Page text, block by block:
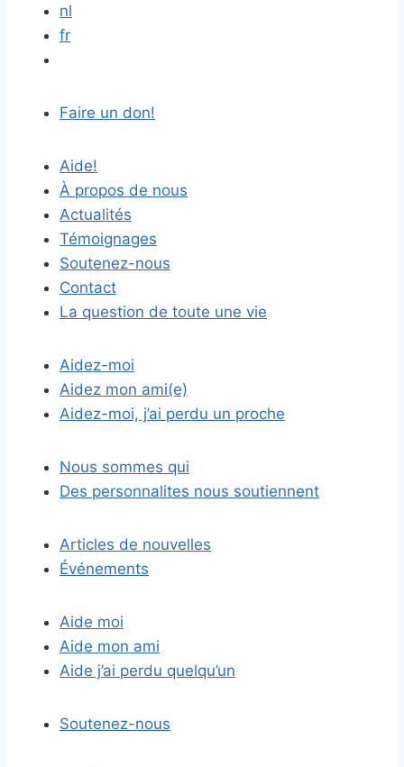
nl
fr
Faire un don!
Aide!
À propos de nous
Actualités
Témoignages
Soutenez-nous
Contact
La question de toute une vie
Aidez-moi
Aidez mon ami(e)
Aidez-moi, j’ai perdu un proche
Nous sommes qui
Des personnalites nous soutiennent
Articles de nouvelles
Événements
Aide moi
Aide mon ami
Aide j’ai perdu quelqu’un
Soutenez-nous